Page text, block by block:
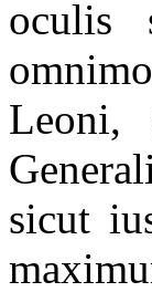
oculis
Leoni,
sicut